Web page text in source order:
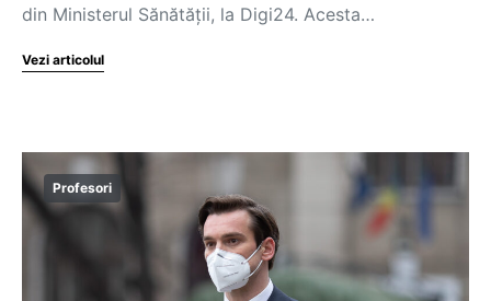
din Ministerul Sănătății, la Digi24. Acesta…
Vezi articolul
Profesori